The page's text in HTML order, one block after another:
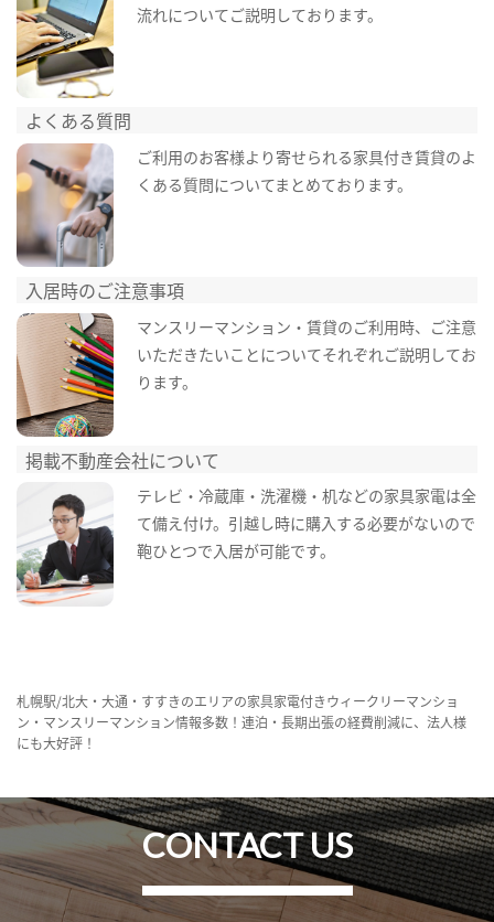
流れについてご説明しております。
よくある質問
ご利用のお客様より寄せられる家具付き賃貸のよ
くある質問についてまとめております。
入居時のご注意事項
マンスリーマンション・賃貸のご利用時、ご注意
いただきたいことについてそれぞれご説明してお
ります。
掲載不動産会社について
テレビ・冷蔵庫・洗濯機・机などの家具家電は全
て備え付け。引越し時に購入する必要がないので
鞄ひとつで入居が可能です。
札幌駅/北大・大通・すすきのエリアの家具家電付きウィークリーマンショ
ン・マンスリーマンション情報多数！連泊・長期出張の経費削減に、法人様
にも大好評！
CONTACT US